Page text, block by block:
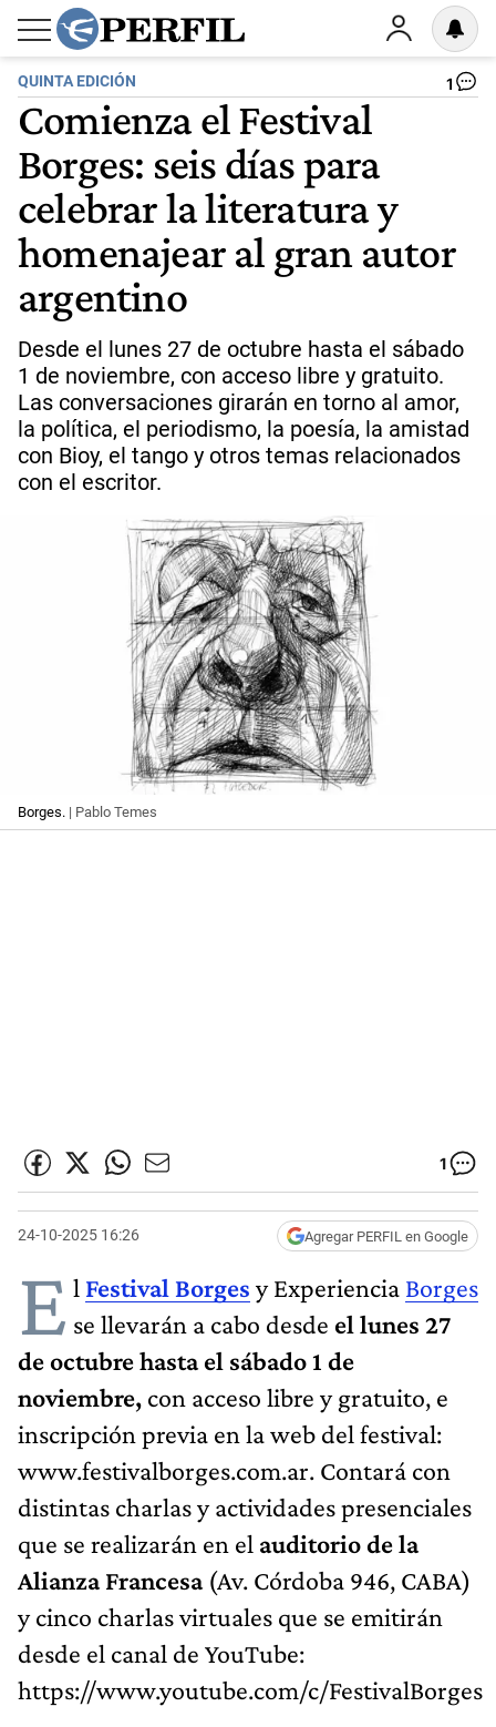
QUINTA EDICIÓN 1
Comienza el Festival
Borges: seis días para
celebrar la literatura y
homenajear al gran autor
argentino
Desde el lunes 27 de octubre hasta el sábado
1 de noviembre, con acceso libre y gratuito.
Las conversaciones girarán en torno al amor,
la política, el periodismo, la poesía, la amistad
con Bioy, el tango y otros temas relacionados
con el escritor.
Borges. | Pablo Temes
1
24-10-2025 16:26 Agregar PERFIL en Google
E l Festival Borges y Experiencia Borges
se llevarán a cabo desde el lunes 27
de octubre hasta el sábado 1 de
noviembre, con acceso libre y gratuito, e
inscripción previa en la web del festival:
www.festivalborges.com.ar. Contará con
distintas charlas y actividades presenciales
que se realizarán en el auditorio de la
Alianza Francesa (Av. Córdoba 946, CABA)
y cinco charlas virtuales que se emitirán
desde el canal de YouTube:
https://www.youtube.com/c/FestivalBorges